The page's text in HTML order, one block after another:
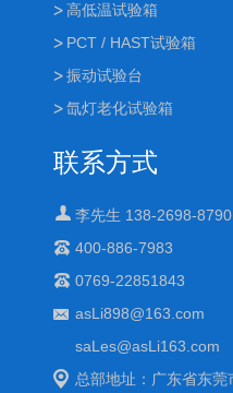
高低温试验箱
PCT / HAST试验箱
振动试验台
氙灯老化试验箱
联系方式
李先生 138-2698-8790
400-886-7983
0769-22851843
asLi898@163.com
saLes@asLi163.com
总部地址：广东省东